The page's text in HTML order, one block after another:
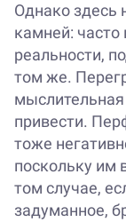
Однако здесь
камней: часто
реальности,
том же.
привести.
тоже
поскольку им
том случае,
задуманное,